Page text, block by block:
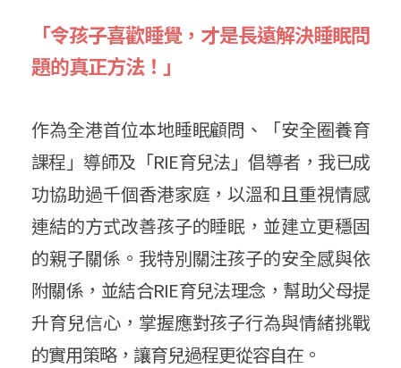
「令孩子喜歡睡覺，才是長遠解決睡眠問
題的真正方法！」
作為全港首位本地睡眠顧問、「安全圈養育
課程」導師及「RIE育兒法」倡導者，我已成
功協助過千個香港家庭，以溫和且重視情感
連結的方式改善孩子的睡眠，並建立更穩固
的親子關係。我特別關注孩子的安全感與依
附關係，並結合RIE育兒法理念，幫助父母提
升育兒信心，掌握應對孩子行為與情緒挑戰
的實用策略，讓育兒過程更從容自在。